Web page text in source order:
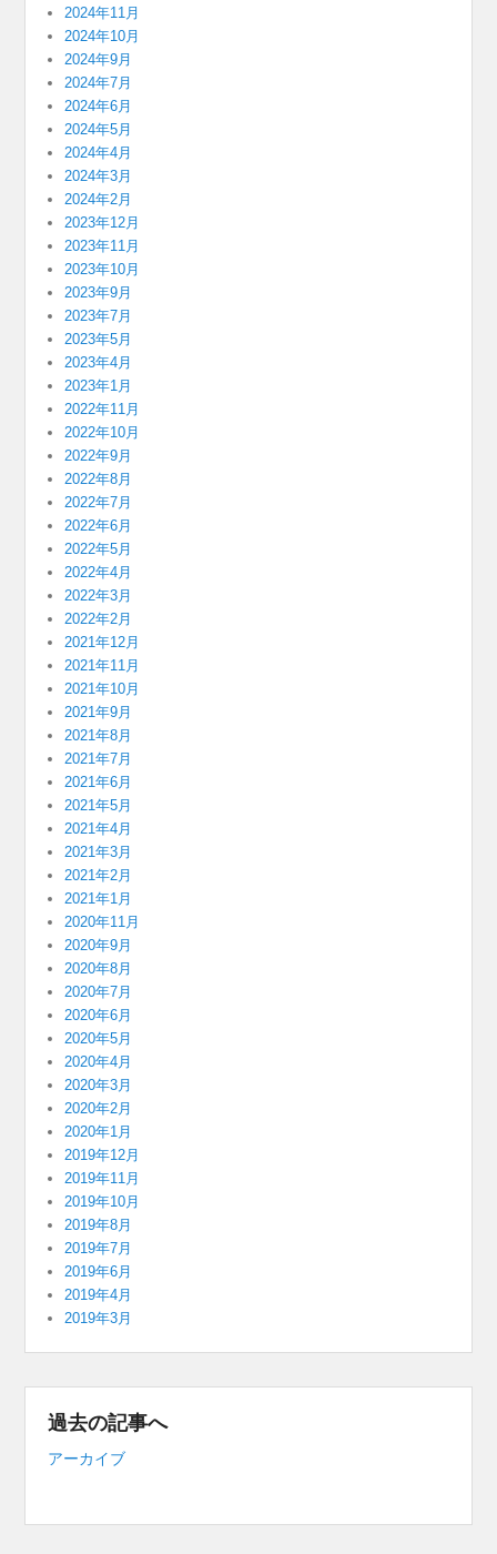
2024年11月
2024年10月
2024年9月
2024年7月
2024年6月
2024年5月
2024年4月
2024年3月
2024年2月
2023年12月
2023年11月
2023年10月
2023年9月
2023年7月
2023年5月
2023年4月
2023年1月
2022年11月
2022年10月
2022年9月
2022年8月
2022年7月
2022年6月
2022年5月
2022年4月
2022年3月
2022年2月
2021年12月
2021年11月
2021年10月
2021年9月
2021年8月
2021年7月
2021年6月
2021年5月
2021年4月
2021年3月
2021年2月
2021年1月
2020年11月
2020年9月
2020年8月
2020年7月
2020年6月
2020年5月
2020年4月
2020年3月
2020年2月
2020年1月
2019年12月
2019年11月
2019年10月
2019年8月
2019年7月
2019年6月
2019年4月
2019年3月
過去の記事へ
アーカイブ